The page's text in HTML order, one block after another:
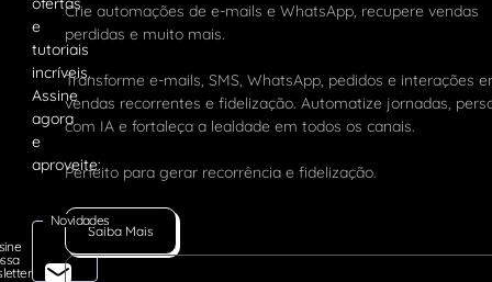
Novidades
Crie automações de e-mails e WhatsApp, recupere vendas
perdidas e muito mais.
Transforme e-mails, SMS, WhatsApp, pedidos e interações
vendas recorrentes e fidelização. Automatize jornadas,
com IA e fortaleça a lealdade em todos os canais.
Perfeito para gerar recorrência e fidelização.
Saiba Mais